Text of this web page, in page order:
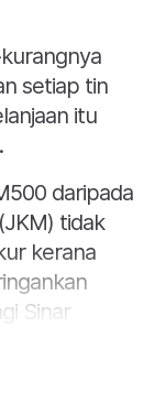
setiap tin
itu
daripada
tidak
kerana
Sinar